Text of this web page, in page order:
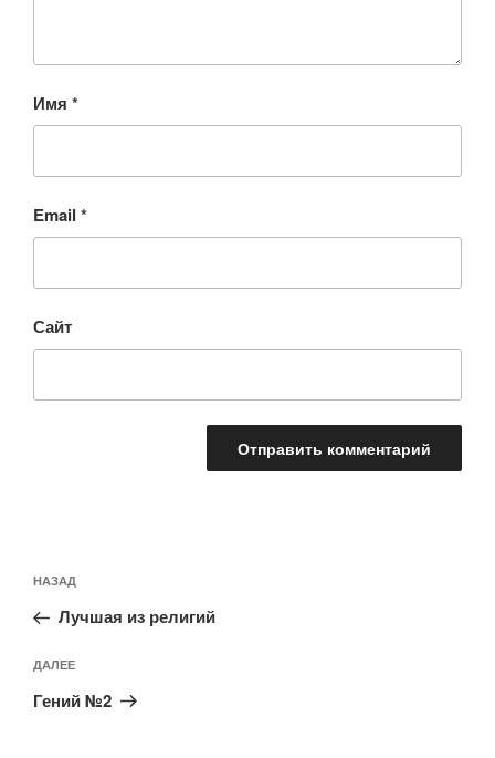
Имя *
Email *
Сайт
по
записям
Предыдущая
запись:
НАЗАД
Лучшая из религий
Следующая
запись
ДАЛЕЕ
Гений №2